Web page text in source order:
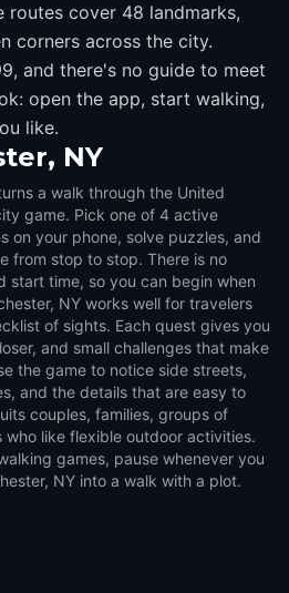
routes cover 48 landmarks,
corners across the city.
and there's no guide to meet
open the app, start walking,
like.
NY
a walk through the United
game. Pick one of 4 active
on your phone, solve puzzles, and
from stop to stop. There is no
start time, so you can begin when
NY works well for travelers
of sights. Each quest gives you
and small challenges that make
the game to notice side streets,
and the details that are easy to
couples, families, groups of
who like flexible outdoor activities.
games, pause whenever you
NY into a walk with a plot.